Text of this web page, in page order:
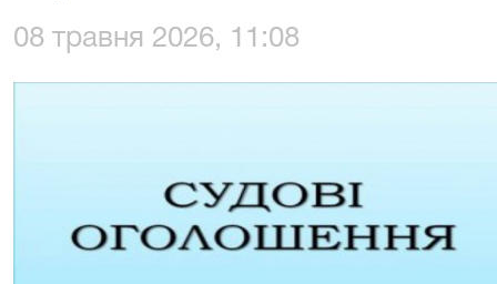
08 травня 2026, 11:08